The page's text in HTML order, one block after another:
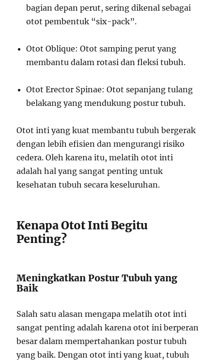
bagian depan perut, sering dikenal sebagai
otot pembentuk “six-pack”.
Otot Oblique: Otot samping perut yang
membantu dalam rotasi dan fleksi tubuh.
Otot Erector Spinae: Otot sepanjang tulang
belakang yang mendukung postur tubuh.
Otot inti yang kuat membantu tubuh bergerak
dengan lebih efisien dan mengurangi risiko
cedera. Oleh karena itu, melatih otot inti
adalah hal yang sangat penting untuk
kesehatan tubuh secara keseluruhan.
Kenapa Otot Inti Begitu
Penting?
Meningkatkan Postur Tubuh yang
Baik
Salah satu alasan mengapa melatih otot inti
sangat penting adalah karena otot ini berperan
besar dalam mempertahankan postur tubuh
yang baik. Dengan otot inti yang kuat, tubuh